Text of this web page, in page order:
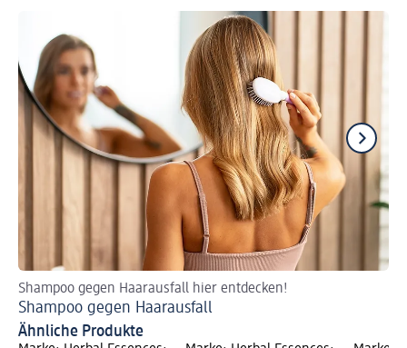
Shampoo gegen Haarausfall hier entdecken!
Shampoo gegen Haarausfall
Ähnliche Produkte